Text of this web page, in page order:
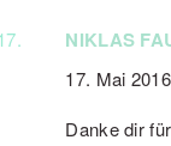
NIKLAS
17. Mai
Danke dir